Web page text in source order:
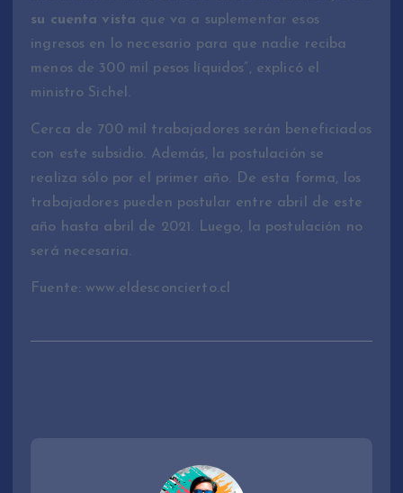
su cuenta vista que va a suplementar esos
ingresos en lo necesario para que nadie reciba
menos de 300 mil pesos líquidos”, explicó el
ministro Sichel.
Cerca de 700 mil trabajadores serán beneficiados
con este subsidio. Además, la postulación se
realiza sólo por el primer año. De esta forma, los
trabajadores pueden postular entre abril de este
año hasta abril de 2021. Luego, la postulación no
será necesaria.
Fuente: www.eldesconcierto.cl